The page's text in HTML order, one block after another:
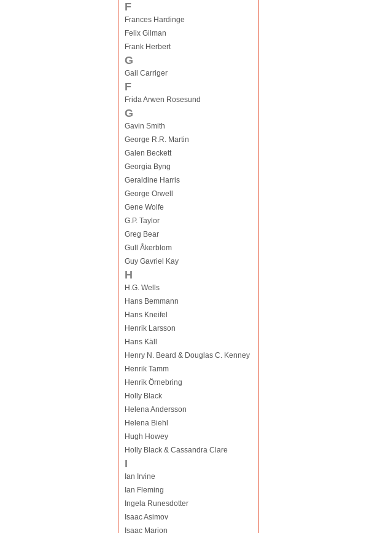
F
Frances Hardinge
Felix Gilman
Frank Herbert
G
Gail Carriger
F
Frida Arwen Rosesund
G
Gavin Smith
George R.R. Martin
Galen Beckett
Georgia Byng
Geraldine Harris
George Orwell
Gene Wolfe
G.P. Taylor
Greg Bear
Gull Åkerblom
Guy Gavriel Kay
H
H.G. Wells
Hans Bemmann
Hans Kneifel
Henrik Larsson
Hans Käll
Henry N. Beard & Douglas C. Kenney
Henrik Tamm
Henrik Örnebring
Holly Black
Helena Andersson
Helena Biehl
Hugh Howey
Holly Black & Cassandra Clare
I
Ian Irvine
Ian Fleming
Ingela Runesdotter
Isaac Asimov
Isaac Marion